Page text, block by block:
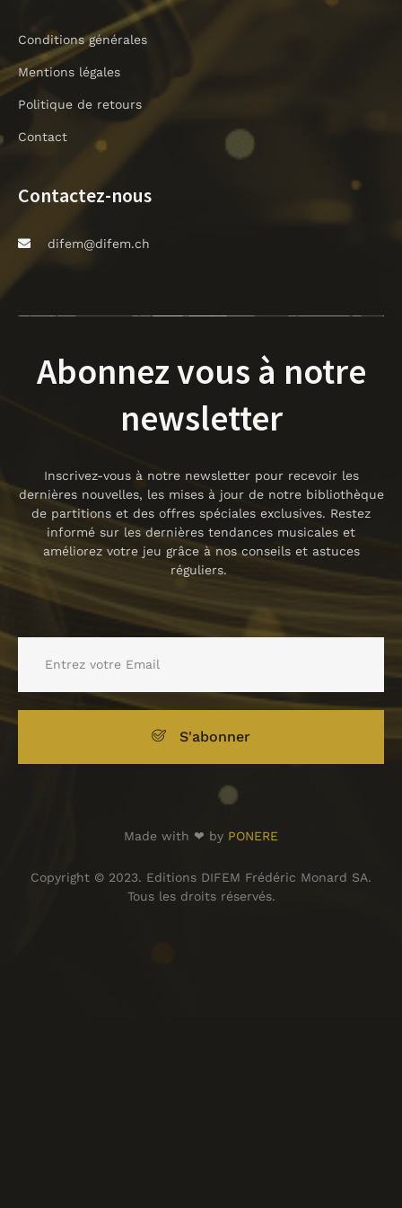
Conditions générales
Mentions légales
Politique de retours
Contact
Contactez-nous
difem@difem.ch
Abonnez vous à notre
newsletter
Inscrivez-vous à notre newsletter pour recevoir les
dernières nouvelles, les mises à jour de notre bibliothèque
de partitions et des offres spéciales exclusives. Restez
informé sur les dernières tendances musicales et
améliorez votre jeu grâce à nos conseils et astuces
réguliers.
S'abonner
Made with ❤ by PONERE
Copyright © 2023. Editions DIFEM Frédéric Monard SA.
Tous les droits réservés.